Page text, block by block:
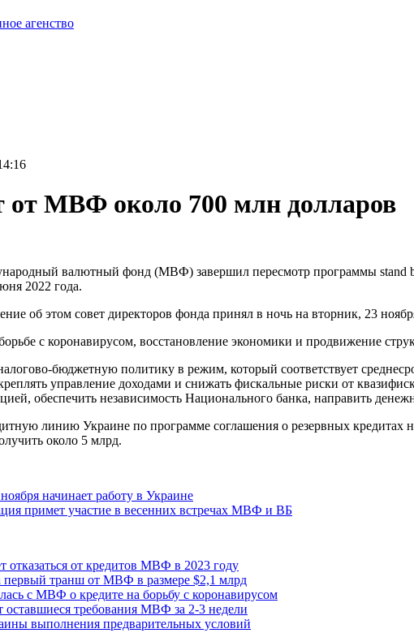
от МВФ около 700 млн долларов
валютный фонд (МВФ) завершил пересмотр программы stand
2022 года.
об этом совет директоров фонда принял в ночь на вторник, 23
с коронавирусом, восстановление экономики и продвижение
бюджетную политику в режим, который соответствует
управление доходами и снижать фискальные риски от
обеспечить независимость Национального банка, направить
линию Украине по программе соглашения о резервных кредитах
около 5 млрд.
начинает работу в Украине
примет участие в весенних встречах МВФ и ВБ
отказаться от кредитов МВФ в 2023 году
первый транш от МВФ в размере $2,1 млрд
с МВФ о кредите на борьбу с коронавирусом
требования МВФ за 2-3 недели
выполнения предварительных условий